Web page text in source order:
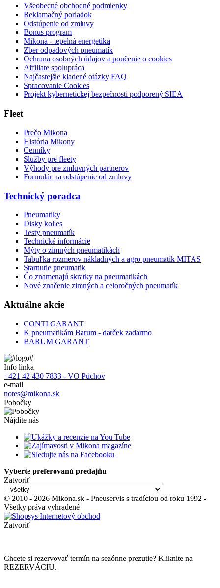
Všeobecné obchodné podmienky
Reklamačný poriadok
Odstúpenie od zmluvy
Bonus program
Mikona - tepelná energetika
Zber odpadových pneumatík
Ochrana osobných údajov a poučenie o cookies
Affiliate spolupráca
Najčastejšie kladené otázky FAQ
Spracovanie Cookies
Projekt kybernetickej bezpečnosti podporený SIEA
Fleet
Prečo Mikona
História Mikony
Cenníky
Služby pre fleety
Výhody pre zmluvných partnerov
Formulár na odstúpenie od zmluvy
Technický poradca
Pneumatiky
Disky kolies
Testy pneumatík
Technické informácie
Mýty o zimných pneumatikách
Tabuľka rozmerov nákladných a agro pneumatík MITAS
Starnutie pneumatík
Čo znamenajú skratky na pneumatikách
Nové značenie zimných a celoročných pneumatík
Aktuálne akcie
CONTI GARANT
K pneumatikám Barum - darček zadarmo
BARUM GARANT
Info linka
+421 42 430 7833 - VO Púchov
e-mail
notes@mikona.sk
Pobočky
Nájdite nás
Vyberte preferovanú predajňu
Zatvoriť
© 2010 - 2026 Mikona.sk - Pneuservis s tradíciou od roku 1992 -
Všetky práva vyhradené
Zatvoriť
Chcete si rezervovať termín na sezónne prezutie? Kliknite na
REZERVÁCIU.